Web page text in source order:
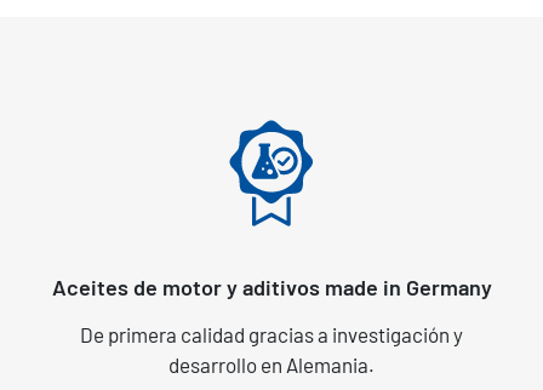
Aceites de motor y aditivos made in Germany
De primera calidad gracias a investigación y
desarrollo en Alemania.